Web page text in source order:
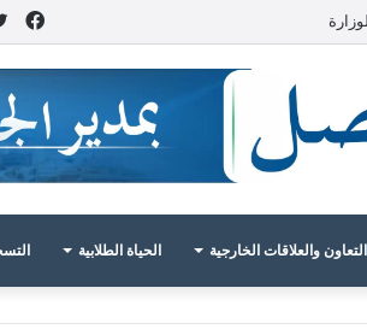
التعاون والعلاقات الخارجية الحياة الطلابية